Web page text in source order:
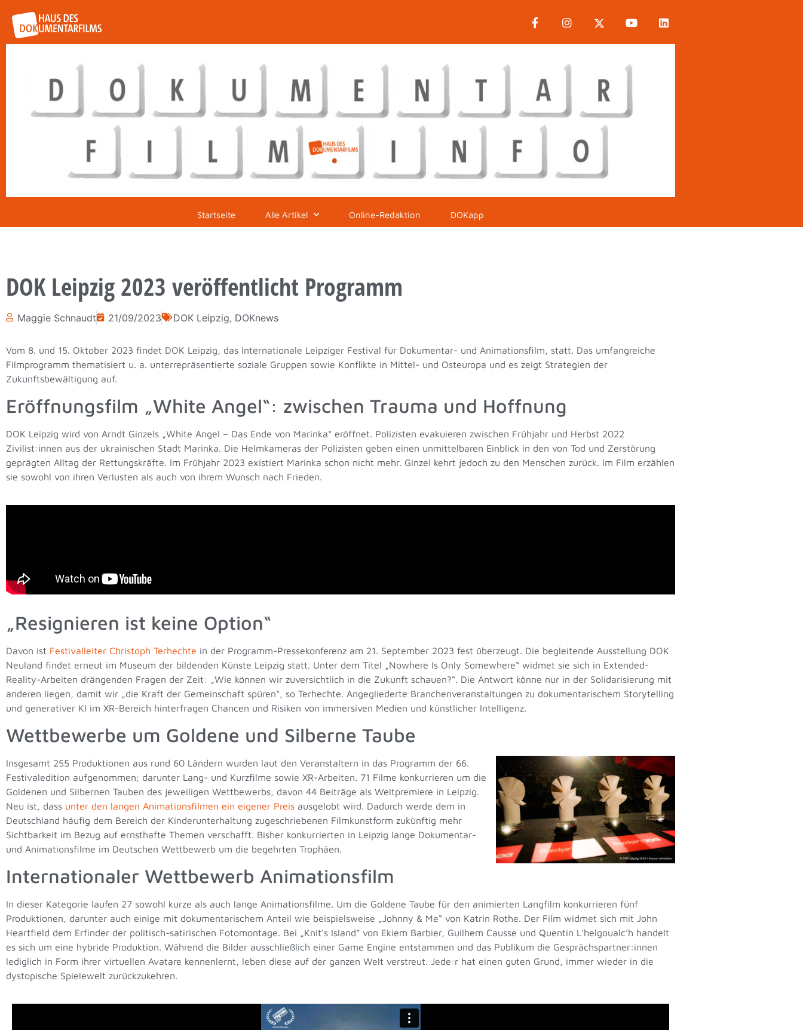
Startseite Alle Artikel Online-Redaktion DOKapp
DOK Leipzig 2023 veröffentlicht Programm
Maggie Schnaudt 21/09/2023 DOK Leipzig, DOKnews
Vom 8. und 15. Oktober 2023 findet DOK Leipzig, das Internationale Leipziger Festival für Dokumentar- und Animationsfilm, statt. Das umfangreiche
Filmprogramm thematisiert u. a. unterrepräsentierte soziale Gruppen sowie Konflikte in Mittel- und Osteuropa und es zeigt Strategien der
Zukunftsbewältigung auf.
Eröffnungsfilm „White Angel“: zwischen Trauma und Hoffnung
DOK Leipzig wird von Arndt Ginzels „White Angel – Das Ende von Marinka“ eröffnet. Polizisten evakuieren zwischen Frühjahr und Herbst 2022
Zivilist:innen aus der ukrainischen Stadt Marinka. Die Helmkameras der Polizisten geben einen unmittelbaren Einblick in den von Tod und Zerstörung
geprägten Alltag der Rettungskräfte. Im Frühjahr 2023 existiert Marinka schon nicht mehr. Ginzel kehrt jedoch zu den Menschen zurück. Im Film erzählen
sie sowohl von ihren Verlusten als auch von ihrem Wunsch nach Frieden.
„Resignieren ist keine Option“
Davon ist Festivalleiter Christoph Terhechte in der Programm-Pressekonferenz am 21. September 2023 fest überzeugt. Die begleitende Ausstellung DOK
Neuland findet erneut im Museum der bildenden Künste Leipzig statt. Unter dem Titel „Nowhere Is Only Somewhere“ widmet sie sich in Extended-
Reality-Arbeiten drängenden Fragen der Zeit: „Wie können wir zuversichtlich in die Zukunft schauen?“. Die Antwort könne nur in der Solidarisierung mit
anderen liegen, damit wir „die Kraft der Gemeinschaft spüren“, so Terhechte. Angegliederte Branchenveranstaltungen zu dokumentarischem Storytelling
und generativer KI im XR-Bereich hinterfragen Chancen und Risiken von immersiven Medien und künstlicher Intelligenz.
Wettbewerbe um Goldene und Silberne Taube
Insgesamt 255 Produktionen aus rund 60 Ländern wurden laut den Veranstaltern in das Programm der 66.
Festivaledition aufgenommen; darunter Lang- und Kurzfilme sowie XR-Arbeiten. 71 Filme konkurrieren um die
Goldenen und Silbernen Tauben des jeweiligen Wettbewerbs, davon 44 Beiträge als Weltpremiere in Leipzig.
Neu ist, dass unter den langen Animationsfilmen ein eigener Preis ausgelobt wird. Dadurch werde dem in
Deutschland häufig dem Bereich der Kinderunterhaltung zugeschriebenen Filmkunstform zukünftig mehr
Sichtbarkeit im Bezug auf ernsthafte Themen verschafft. Bisher konkurrierten in Leipzig lange Dokumentar-
und Animationsfilme im Deutschen Wettbewerb um die begehrten Trophäen.
Internationaler Wettbewerb Animationsfilm
In dieser Kategorie laufen 27 sowohl kurze als auch lange Animationsfilme. Um die Goldene Taube für den animierten Langfilm konkurrieren fünf
Produktionen, darunter auch einige mit dokumentarischem Anteil wie beispielsweise „Johnny & Me“ von Katrin Rothe. Der Film widmet sich mit John
Heartfield dem Erfinder der politisch-satirischen Fotomontage. Bei „Knit’s Island” von Ekiem Barbier, Guilhem Causse und Quentin L’helgoualc’h handelt
es sich um eine hybride Produktion. Während die Bilder ausschließlich einer Game Engine entstammen und das Publikum die Gesprächspartner:innen
lediglich in Form ihrer virtuellen Avatare kennenlernt, leben diese auf der ganzen Welt verstreut. Jede:r hat einen guten Grund, immer wieder in die
dystopische Spielewelt zurückzukehren.